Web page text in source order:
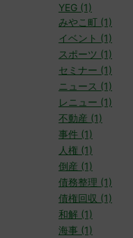
YEG (1)
みやこ町 (1)
イベント (1)
スポーツ (1)
セミナー (1)
ニュース (1)
レニュー (1)
不動産 (1)
事件 (1)
人権 (1)
倒産 (1)
債務整理 (1)
債権回収 (1)
和解 (1)
海事 (1)